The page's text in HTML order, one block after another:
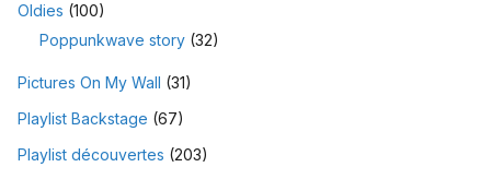
Oldies (100)
Poppunkwave story (32)
Pictures On My Wall (31)
Playlist Backstage (67)
Playlist découvertes (203)